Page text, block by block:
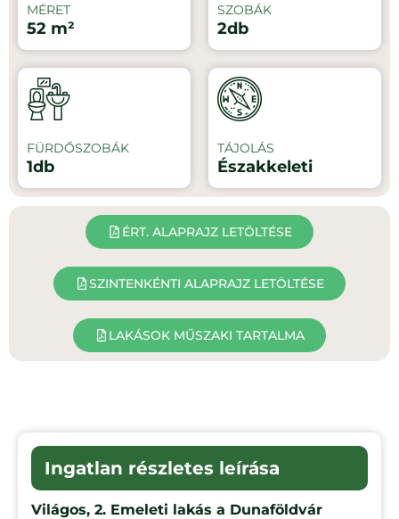
MÉRET
52 m²
SZOBÁK
2db
FÜRDŐSZOBÁK
1db
TÁJOLÁS
Északkeleti
ÉRT. ALAPRAJZ LETÖLTÉSE
SZINTENKÉNTI ALAPRAJZ LETÖLTÉSE
LAKÁSOK MŰSZAKI TARTALMA
Ingatlan részletes leírása
Világos, 2. Emeleti lakás a Dunaföldvár